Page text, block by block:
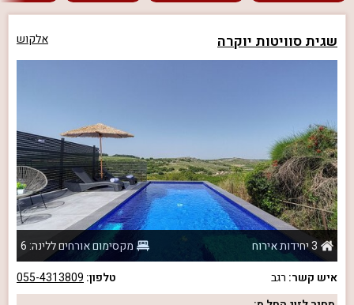
שגית סוויטות יוקרה אלקוש
3 יחידות אירוח
מקסימום אורחים ללינה: 6
איש קשר: רגב טלפון: 055-4313809